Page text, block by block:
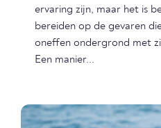
ervaring zijn, maar het is
bereiden op de gevaren
oneffen ondergrond met
Een manier...